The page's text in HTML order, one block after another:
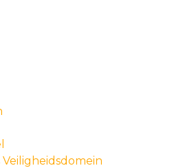
Veiligheidsdomein